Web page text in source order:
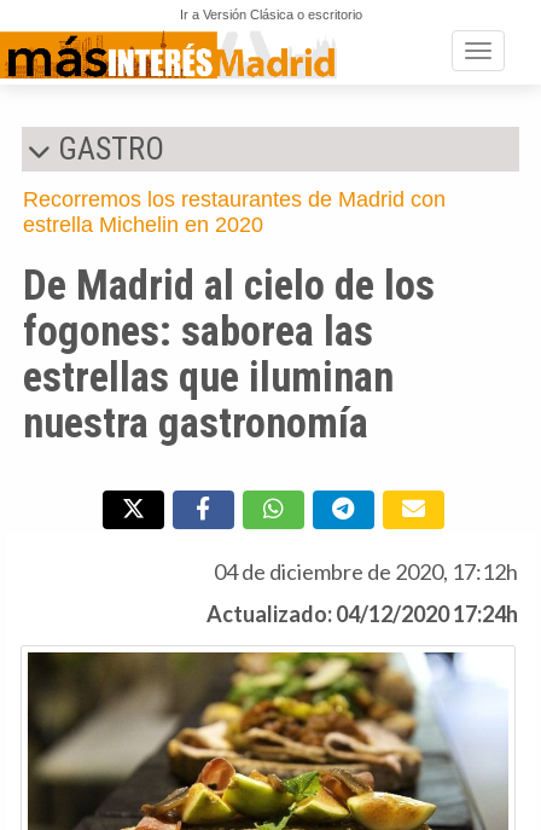
Ir a Versión Clásica o escritorio
Toggle
GASTRO
Recorremos los restaurantes de Madrid con
estrella Michelin en 2020
De Madrid al cielo de los
fogones: saborea las
estrellas que iluminan
nuestra gastronomía
04 de diciembre de 2020, 17:12h
Actualizado: 04/12/2020 17:24h